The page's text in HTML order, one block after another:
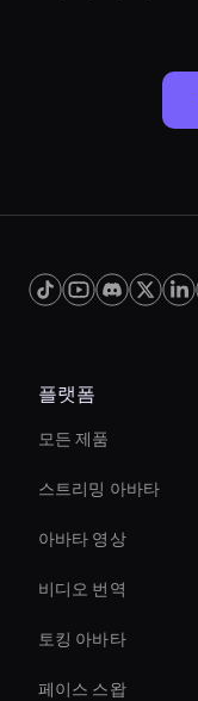
플랫폼
모든 제품
스트리밍 아바타
아바타 영상
비디오 번역
토킹 아바타
페이스 스왑